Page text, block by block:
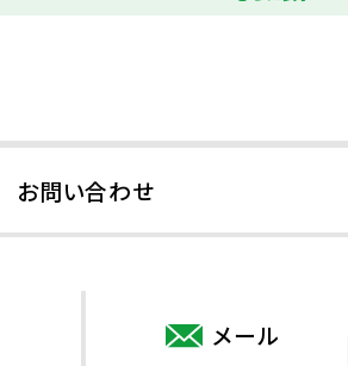
お問い合わせ
メール